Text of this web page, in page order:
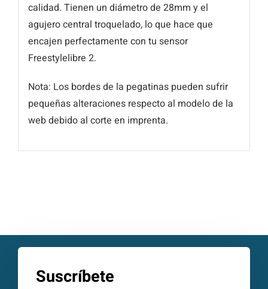
calidad. Tienen un diámetro de 28mm y el
agujero central troquelado, lo que hace que
encajen perfectamente con tu sensor
Freestylelibre 2.
Nota: Los bordes de la pegatinas pueden sufrir
pequeñas alteraciones respecto al modelo de la
web debido al corte en imprenta.
Suscríbete